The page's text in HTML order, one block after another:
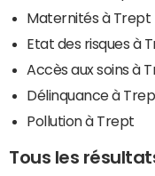
Maternités à Trept
Etat des risques à
Accès aux soins à
Délinquance à
Pollution à Trept
Tous les